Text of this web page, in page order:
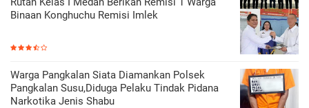
Binaan Konghuchu Remisi Imlek
Warga Pangkalan Siata Diamankan Polsek
Pangkalan Susu,Diduga Pelaku Tindak Pidana
Narkotika Jenis Shabu